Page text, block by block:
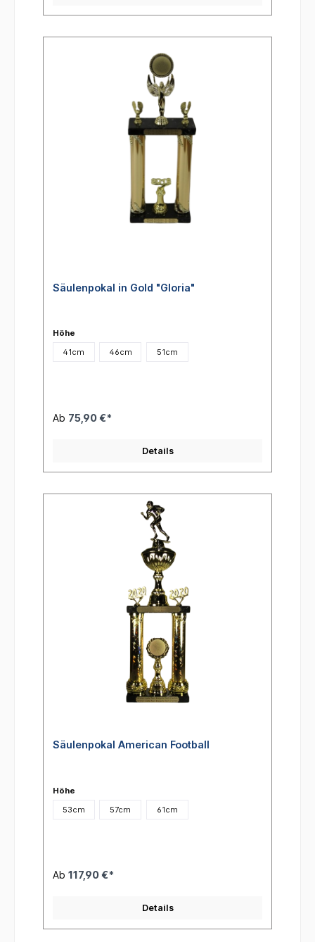
Säulenpokal in Gold "Gloria"
Höhe
41cm
46cm 51cm
Ab 75,90 €*
Details
Säulenpokal American Football
Höhe
53cm
57cm 61cm
Ab 117,90 €*
Details